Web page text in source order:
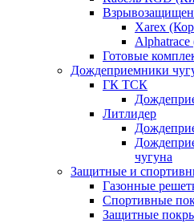
Xarex
Готовые
Дождеприемники
ГК ТСК
Литлидер
чугуна
Защитные и
Газонные
Спортивные
Защитные